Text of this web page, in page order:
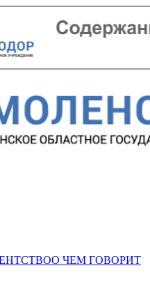
О ЧЕМ ГОВОРИТ